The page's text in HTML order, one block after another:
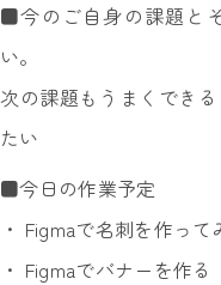
■今のご自身の課題と
い。
次の課題もうまくでき
たい
■今日の作業予定
・ Figmaで名刺を作って
・ Figmaでバナーを作る